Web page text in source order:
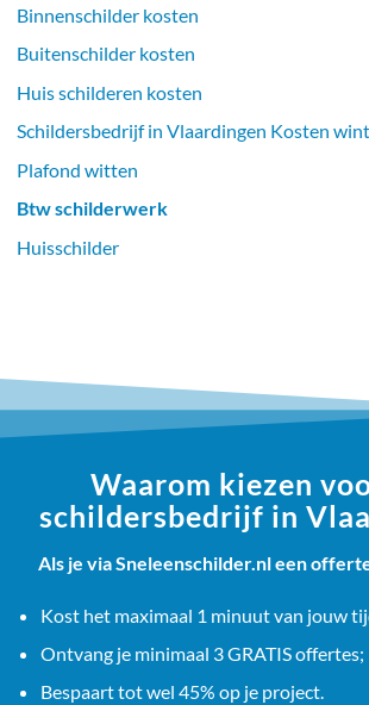
Binnenschilder kosten
Buitenschilder kosten
Huis schilderen kosten
Schildersbedrijf in Vlaardingen Kosten
Plafond witten
Btw schilderwerk
Huisschilder
Waarom kiezen
schildersbedrijf in
Als je via Sneleenschilder.nl een
Kost het maximaal 1 minuut van jouw
Ontvang je minimaal 3 GRATIS offertes;
Bespaart tot wel 45% op je project.